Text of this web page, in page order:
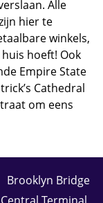
Alle
hier te
winkels,
hoeft! Ook
Empire State
Cathedral
om eens
Brooklyn Bridge